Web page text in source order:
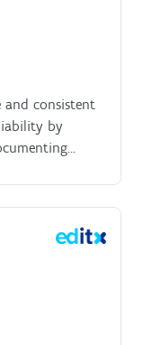
and consistent
by